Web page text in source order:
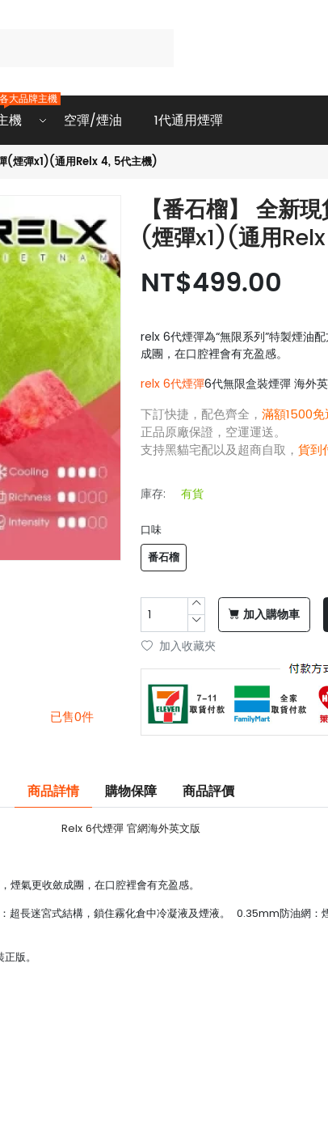
機
各大品牌主機
空彈/煙油 1代通用煙彈
(煙彈x1)(通用Relx 4, 5代主機)
已售0件
【番石榴】 全新
(煙彈x1)(通用
NT$499.00
relx 6代煙彈為“無限系列”特製煙油
成團，在口腔裡會有充盈感。
relx 6代煙彈6代無限盒裝煙彈 海外
下訂快捷，配色齊全， 滿額1500免
正品原廠保證，空運運送。
支持黑貓宅配以及超商自取， 貨到
庫存: 有貨
口味
番石榴
加入購物車
加入收藏夾
商品詳情 購物保障 商品評價
Relx 6代煙彈 官網海外英文版
煙氣更收斂成團，在口腔裡會有充盈感。
超長迷宮式結構，鎖住霧化倉中冷凝液及煙液。 0.35mm防油網
版。